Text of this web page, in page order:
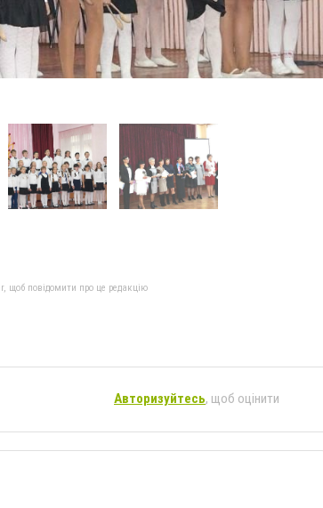
щоб повідомити про це редакцію
Авторизуйтесь, щоб оцінити